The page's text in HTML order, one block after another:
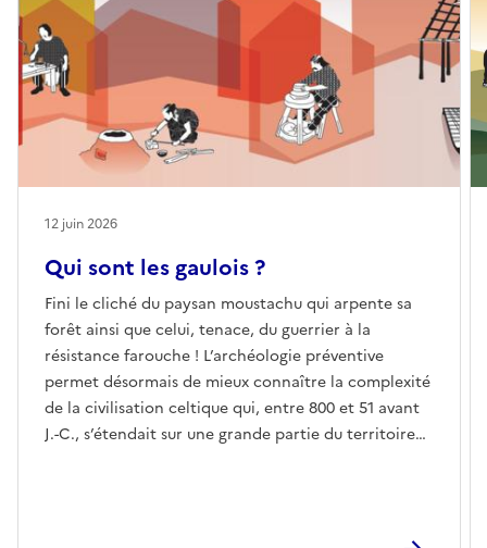
Qui sont les gaulois ?
Fini le cliché du paysan moustachu qui arpente sa
forêt ainsi que celui, tenace, du guerrier à la
résistance farouche ! L’archéologie préventive
permet désormais de mieux connaître la complexité
de la civilisation celtique qui, entre 800 et 51 avant
J.-C., s’étendait sur une grande partie du territoire
12 juin 2026